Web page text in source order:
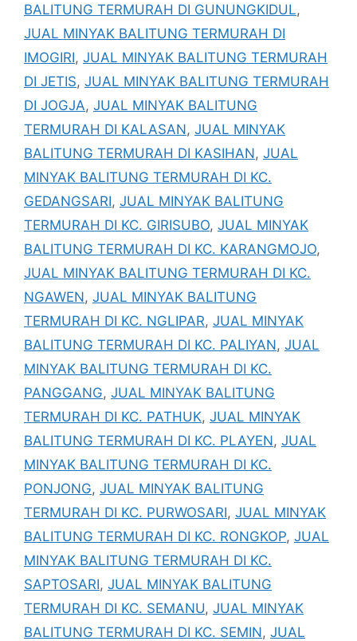
BALITUNG TERMURAH DI GUNUNGKIDUL,
JUAL MINYAK BALITUNG TERMURAH DI
IMOGIRI, JUAL MINYAK BALITUNG TERMURAH
DI JETIS, JUAL MINYAK BALITUNG TERMURAH
DI JOGJA, JUAL MINYAK BALITUNG
TERMURAH DI KALASAN, JUAL MINYAK
BALITUNG TERMURAH DI KASIHAN, JUAL
MINYAK BALITUNG TERMURAH DI KC.
GEDANGSARI, JUAL MINYAK BALITUNG
TERMURAH DI KC. GIRISUBO, JUAL MINYAK
BALITUNG TERMURAH DI KC. KARANGMOJO,
JUAL MINYAK BALITUNG TERMURAH DI KC.
NGAWEN, JUAL MINYAK BALITUNG
TERMURAH DI KC. NGLIPAR, JUAL MINYAK
BALITUNG TERMURAH DI KC. PALIYAN, JUAL
MINYAK BALITUNG TERMURAH DI KC.
PANGGANG, JUAL MINYAK BALITUNG
TERMURAH DI KC. PATHUK, JUAL MINYAK
BALITUNG TERMURAH DI KC. PLAYEN, JUAL
MINYAK BALITUNG TERMURAH DI KC.
PONJONG, JUAL MINYAK BALITUNG
TERMURAH DI KC. PURWOSARI, JUAL MINYAK
BALITUNG TERMURAH DI KC. RONGKOP, JUAL
MINYAK BALITUNG TERMURAH DI KC.
SAPTOSARI, JUAL MINYAK BALITUNG
TERMURAH DI KC. SEMANU, JUAL MINYAK
BALITUNG TERMURAH DI KC. SEMIN, JUAL